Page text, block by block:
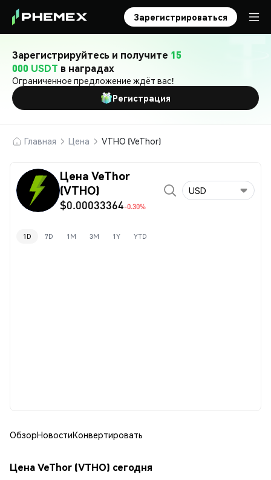
Зарегистрироваться
Зарегистрируйтесь и получите 15
000 USDT в наградах
Ограниченное предложение ждёт вас!
Регистрация
Главная Цена VTHO (VeThor)
Цена VeThor
(VTHO)
$0.00033364-0.30%
USD
1D 7D 1M 3M 1Y YTD
ОбзорНовостиКонвертировать
Цена VeThor (VTHO) сегодня